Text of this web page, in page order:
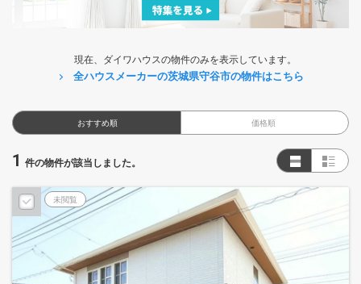
現在、ダイワハウスの物件のみを表示しています。
全ハウスメーカーの茨城県守谷市の物件はこちら
おすすめ順 価格順
1 件の物件が該当しました。
未閲覧